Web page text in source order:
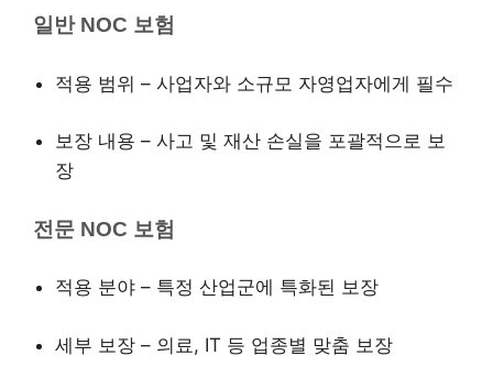
일반 NOC 보험
적용 범위 – 사업자와 소규모 자영업자에게 필수
보장 내용 – 사고 및 재산 손실을 포괄적으로 보
장
전문 NOC 보험
적용 분야 – 특정 산업군에 특화된 보장
세부 보장 – 의료, IT 등 업종별 맞춤 보장